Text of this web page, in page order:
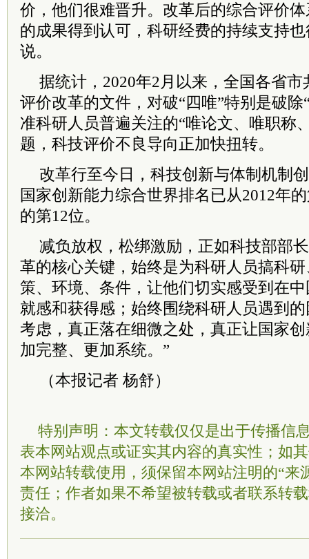
价，他们很难晋升。改革后的综合评价
的成果得到认可，科研经费的持续支持
说。
据统计，2020年2月以来，全国各省
评价改革的文件，对破“四唯”特别是破
准科研人员普遍关注的“唯论文、唯职称
题，科技评价不良导向正加快扭转。
改革行至今日，科技创新与体制机制
国家创新能力综合世界排名已从2012年
的第12位。
减负放权，松绑激励，正如科技部部
革的核心关键，始终是为科研人员搞科
策、环境、条件，让他们切实感受到在
就感和获得感；始终围绕科研人员遇到
考虑，真正落在细微之处，真正让国家
加完整、更加系统。”
（本报记者 杨舒）
特别声明：本文转载仅仅是出于传播信
表本网站观点或证实其内容的真实性；如
本网站转载使用，须保留本网站注明的“来
责任；作者如果不希望被转载或者联系转
接洽。